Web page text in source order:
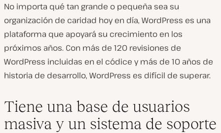
No importa qué tan grande o pequeña sea su
organización de caridad hoy en día, WordPress es una
plataforma que apoyará su crecimiento en los
próximos años. Con más de 120 revisiones de
WordPress incluidas en el códice y más de 10 años de
historia de desarrollo, WordPress es difícil de superar.
Tiene una base de usuarios
masiva y un sistema de soporte